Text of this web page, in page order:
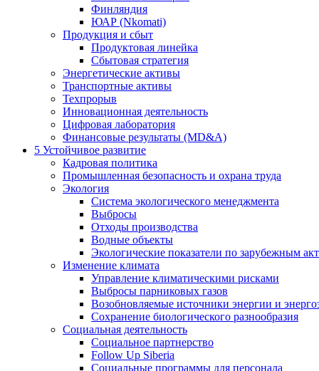
Финляндия
ЮАР (Nkomati)
Продукция и сбыт
Продуктовая линейка
Сбытовая стратегия
Энергетические активы
Транспортные активы
Техпрорыв
Инновационная деятельность
Цифровая лаборатория
Финансовые результаты (MD&A)
5 Устойчивое развитие
Кадровая политика
Промышленная безопасность и охрана труда
Экология
Система экологического менеджмента
Выбросы
Отходы производства
Водные объекты
Экологические показатели по зарубежным
Изменение климата
Управление климатическими рисками
Выбросы парниковых газов
Возобновляемые источники энергии и
Сохранение биологического разнообразия
Социальная деятельность
Социальное партнерство
Follow Up Siberia
Социальные программы для персонала